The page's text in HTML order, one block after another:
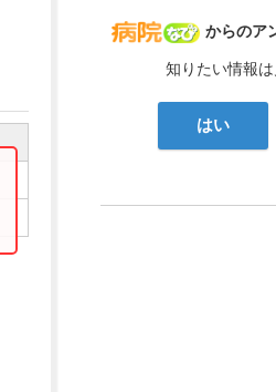
病院なび
からのア
知りたい情報
はい